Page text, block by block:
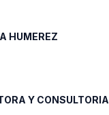
HUMEREZ
Y CONSULTORIA